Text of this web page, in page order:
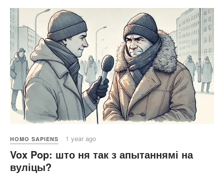
HOMO SAPIENS 1 year ago
Vox Pop: што ня так з апытаннямі на
вуліцы?